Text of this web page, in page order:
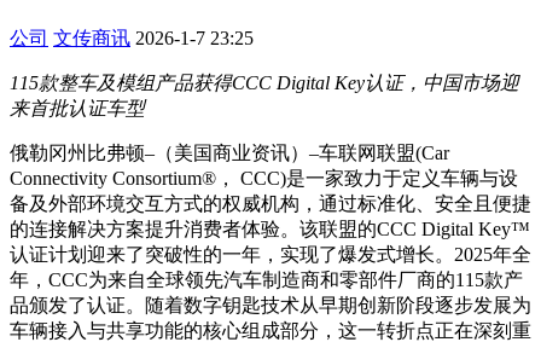
公司 文传商讯 2026-1-7 23:25
115款整车及模组产品获得CCC Digital Key认证，中国市场迎
来首批认证车型
俄勒冈州比弗顿–（美国商业资讯）–车联网联盟(Car
Connectivity Consortium®， CCC)是一家致力于定义车辆与设
备及外部环境交互方式的权威机构，通过标准化、安全且便捷
的连接解决方案提升消费者体验。该联盟的CCC Digital Key™
认证计划迎来了突破性的一年，实现了爆发式增长。2025年全
年，CCC为来自全球领先汽车制造商和零部件厂商的115款产
品颁发了认证。随着数字钥匙技术从早期创新阶段逐步发展为
车辆接入与共享功能的核心组成部分，这一转折点正在深刻重